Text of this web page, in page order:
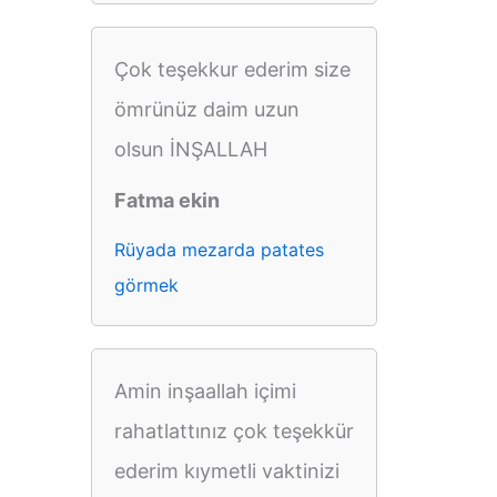
Çok teşekkur ederim size
ömrünüz daim uzun
olsun İNŞALLAH
Fatma ekin
Rüyada mezarda patates
görmek
Amin inşaallah içimi
rahatlattınız çok teşekkür
ederim kıymetli vaktinizi